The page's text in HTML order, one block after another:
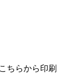
ちらから印刷